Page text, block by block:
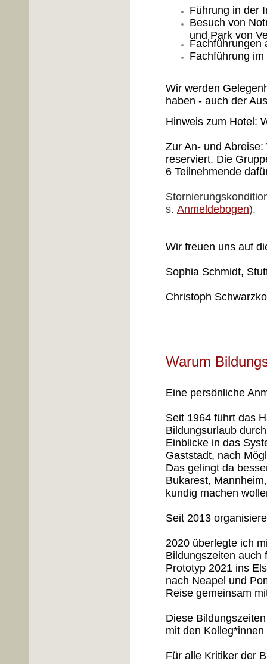
Führung in der
Besuch von
und Park von
Fachführungen
Fachführung
Wir werden
haben - auch der
Hinweis zum Hotel:
Zur An- und Abreise:
reserviert. Die
6 Teilnehmende
s. Anmeldebogen).
Wir freuen uns auf
Sophia Schmidt,
Christoph
Warum
Eine persönliche
Seit 1964 führt das
Bildungsurlaub
Einblicke in das
Gaststadt, nach
Das gelingt da
Bukarest,
kundig machen
Seit 2013
2020 überlegte ich
Bildungszeiten auch
Prototyp 2021 ins
nach Neapel und
Reise gemeinsam
Diese
mit den
Für alle Kritiker der